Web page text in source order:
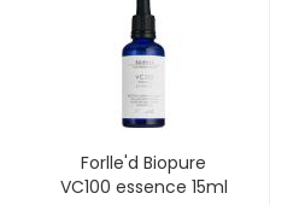
Forlle'd Biopure
VC100 essence 15ml